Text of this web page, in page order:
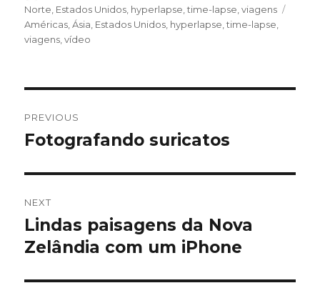
on
Norte, Estados Unidos, hyperlapse,time-lapse,viagens
Américas,Ásia, Estados Unidos, hyperlapse,time-lapse,
viagens,vídeo
navigation
PREVIOUS
Previous
Fotografando suricatos
NEXT
Next
post:
Lindas paisagens da Nova
Zelândia com um iPhone